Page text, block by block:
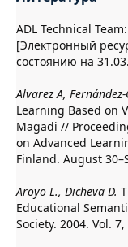
ADL Technical
[Электронный
состоянию на
Alvarez A,
Learning Based on
Magadi //
on Advanced
Finland. August
Aroyo L., Dicheva D.
Educational
Society. 2004. Vol. 7,